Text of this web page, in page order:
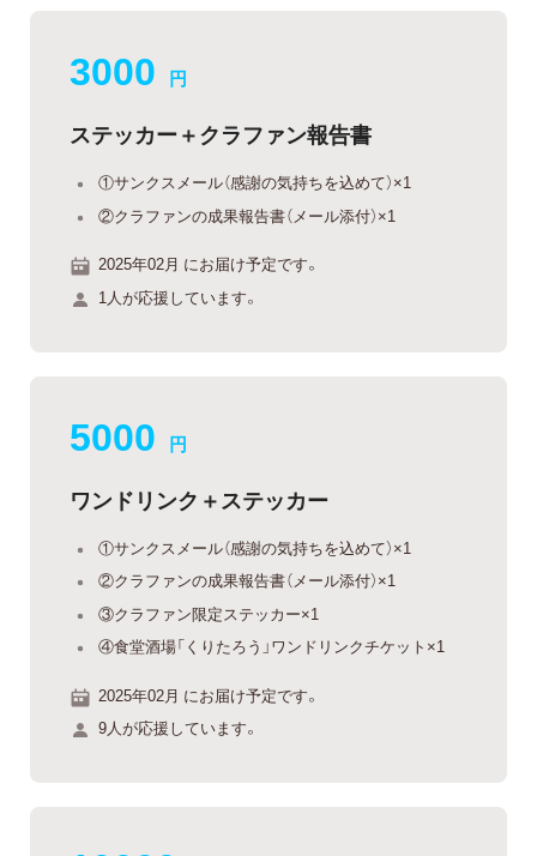
3000 円
ステッカー＋クラファン報告書
①サンクスメール（感謝の気持ちを込めて）×1
②クラファンの成果報告書（メール添付）×1
2025年02月 にお届け予定です。
1人が応援しています。
5000 円
ワンドリンク＋ステッカー
①サンクスメール（感謝の気持ちを込めて）×1
②クラファンの成果報告書（メール添付）×1
③クラファン限定ステッカー×1
④食堂酒場「くりたろう」ワンドリンクチケット×1
2025年02月 にお届け予定です。
9人が応援しています。